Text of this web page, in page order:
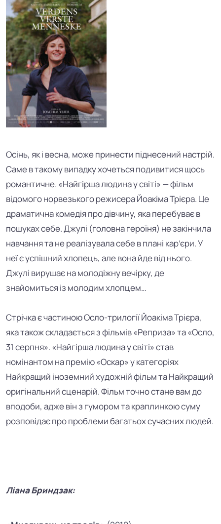
Осінь, як і весна, може принести піднесений настрій.
Саме в такому випадку хочеться подивитися щось
романтичне. «Найгірша людина у світі» — фільм
відомого норвезького режисера Йоакіма Трієра. Це
драматична комедія про дівчину, яка перебуває в
пошуках себе. Джулі (головна героїня) не закінчила
навчання та не реалізувала себе в плані кар’єри. У
неї є успішний хлопець, але вона йде від нього.
Джулі вирушає на молодіжну вечірку, де
знайомиться із молодим хлопцем…
Стрічка є частиною Осло-трилогії Йоакіма Трієра,
яка також складається з фільмів «Реприза» та «Осло,
31 серпня». «Найгірша людина у світі» став
номінантом на премію «Оскар» у категоріях
Найкращий іноземний художній фільм та Найкращий
оригінальний сценарій. Фільм точно стане вам до
вподоби, адже він з гумором та краплинкою суму
розповідає про проблеми багатьох сучасних людей.
Ліана Бриндзак: